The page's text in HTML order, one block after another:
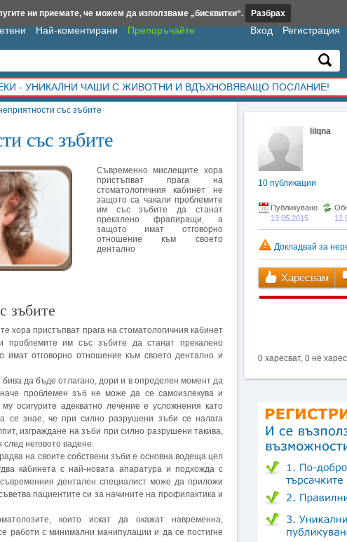
със зъбите
със зъбите
Съвременно мислещите хора
пристъпват прага на
стоматологичния кабинет не
защото са чакали проблемите
им със зъбите да станат
прекалено фрапиращи, а
защото имат отговорно
отношение към своето
дентално
зъбите
хора пристъпват прага на стоматологичния кабинет
проблемите им със зъбите да станат прекалено
отговорно отношение към своето дентално и
да бъде отлагано, дори и в определен момент да
проблемен зъб не може да се самоизлекува и
осигурите адекватно лечение е усложнения като
се знае, че при силно разрушени зъби се налага
изграждане на зъби при силно разрушени такива,
след неговото вадене.
на своите собствени зъби е основна водеща цел
кабинета с най-новата апаратура и подхожда с
дентален специалист може да приложи
пациентите си за начините на профилактика и
които искат да окажат навременна,
работи с минимални манипулации и да се постигне
lilqna
10 публикации
Публикувано
13.05.2015
Докладвай за
Харесвам
0 харесват, 0 не
Най-коментирани Препоръчайте Вход Регистрация
- УНИКАЛНИ ЧАШИ С ЖИВОТНИ И ВДЪХНОВЯВАЩО ПОСЛАНИЕ!
ни приемате, че можем да използваме „бисквитки“. Разбрах